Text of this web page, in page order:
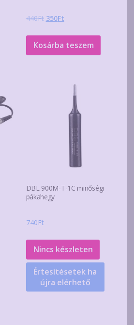
440Ft Original
was:
440Ft.
350FtCurrent
is:
350Ft.
Kosárba teszem
DBL 900M-T-1C minőségi
pákahegy
740Ft
Nincs készleten
Értesítésetek ha
újra elérhető